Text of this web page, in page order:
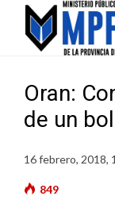
Oran:
de un
16 febrero, 2018,
849